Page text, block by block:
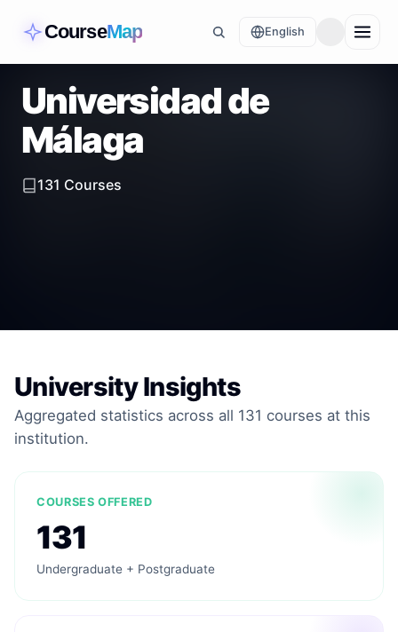
CourseMap English
Universidad de
Málaga
131 Courses
University Insights
Aggregated statistics across all 131 courses at this
institution.
COURSES OFFERED
131
Undergraduate + Postgraduate